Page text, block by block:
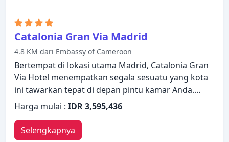
elegan dan dilengkapi dengan fasilitas yang
berguna. Properti ini menawarkan berbagai pilihan
fasilitas rekreasi. Vincci The Mint Hotel
menggabungkan keramahan yang hangat dengan
suasana yang indah untuk membuat kunjungan
Anda di Madrid tidak terlupakan.
Catalonia Gran Via Madrid
4.8 KM dari Embassy of Cameroon
Bertempat di lokasi utama Madrid, Catalonia Gran
Via Hotel menempatkan segala sesuatu yang kota
ini tawarkan tepat di depan pintu kamar Anda.
Properti ini memiliki berbagai fasilitas yang
membuat pengalaman menginap Anda
menyenangkan. Manfaatkan WiFi gratis di semua
kamar, fasilitas untuk tamu dengan kebutuhan
Harga mulai : IDR 3,595,436
Selengkapnya